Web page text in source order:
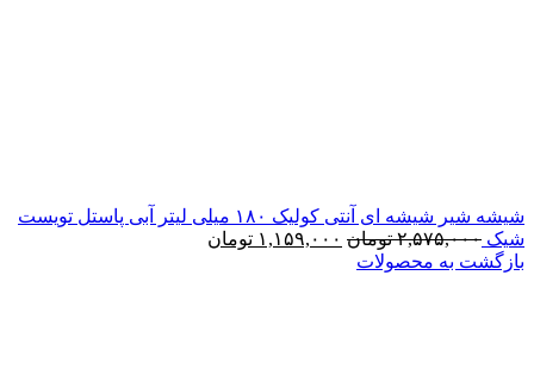
شیشه شیر شیشه ای آنتی کولیک ۱۸۰ میلی لیتر آبی پاستل تویست
شیک ۲,۵۷۵,۰۰۰ تومان ۱,۱۵۹,۰۰۰ تومان
بازگشت به محصولات